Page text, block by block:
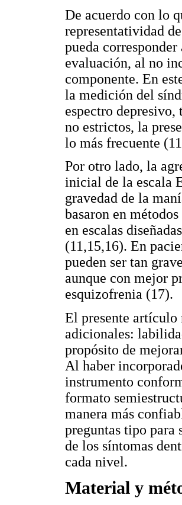
De acuerdo con lo
representatividad
pueda
evaluación, al no
componente. En
la medición del
espectro
no estrictos, la
lo más frecuente
Por otro lado, la
inicial de la escala
gravedad de la
basaron en
en escalas
(11,15,16). En
pueden ser tan
aunque con mejor
esquizofrenia (17).
El presente artículo
adicionales:
propósito de
Al haber
instrumento
formato
manera más
preguntas tipo
de los síntomas
cada nivel.
Material y